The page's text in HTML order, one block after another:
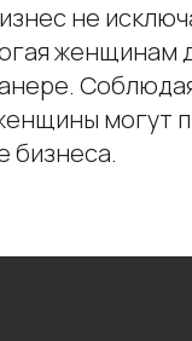
не
женщинам
могут
бизнеса.